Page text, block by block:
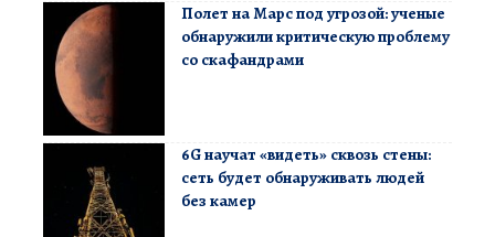
Полет на Марс под угрозой: ученые
обнаружили критическую проблему
со скафандрами
6G научат «видеть» сквозь стены:
сеть будет обнаруживать людей
без камер